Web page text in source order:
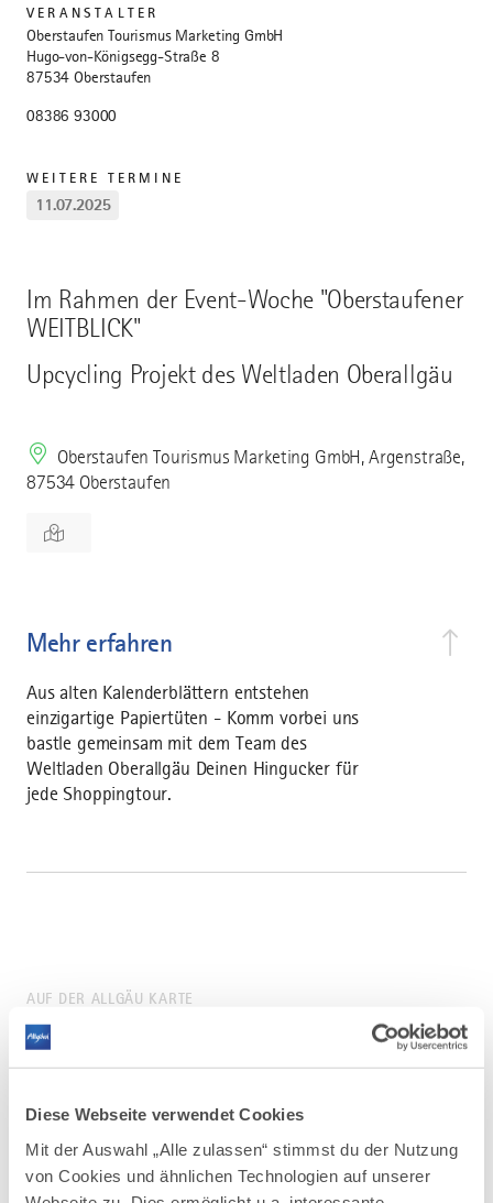
Diese Webseite verwendet Cookies
Mit der Auswahl „Alle zulassen“ stimmst du der Nutzung
von Cookies und ähnlichen Technologien auf unserer
Im Rahmen der Event-Woche "Oberstaufener
WEITBLICK"
Upcycling Projekt des Weltladen Oberallgäu
Oberstaufen Tourismus Marketing GmbH, Argenstraße,
87534 Oberstaufen
Mehr erfahren
Aus alten Kalenderblättern entstehen
einzigartige Papiertüten - Komm vorbei uns
bastle gemeinsam mit dem Team des
Weltladen Oberallgäu Deinen Hingucker für
jede Shoppingtour.
VERANSTALTER
Oberstaufen Tourismus Marketing GmbH
Hugo-von-Königsegg-Straße 8
87534 Oberstaufen
08386 93000
WEITERE TERMINE
11.07.2025
AUF DER ALLGÄU KARTE